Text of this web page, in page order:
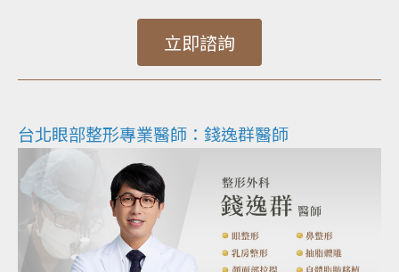
立即諮詢
台北眼部整形專業醫師：錢逸群醫師